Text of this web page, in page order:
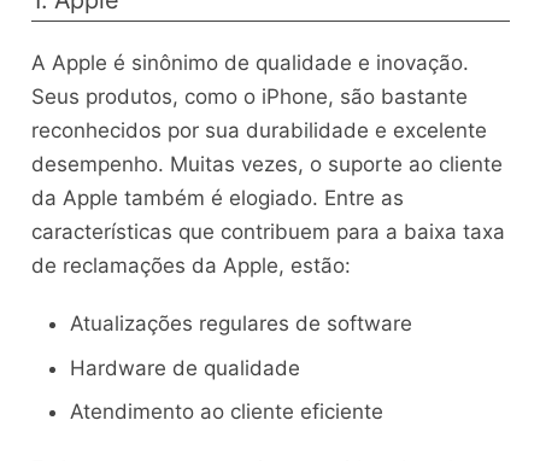
A Apple é sinônimo de qualidade e inovação.
Seus produtos, como o iPhone, são bastante
reconhecidos por sua durabilidade e excelente
desempenho. Muitas vezes, o suporte ao cliente
da Apple também é elogiado. Entre as
características que contribuem para a baixa taxa
de reclamações da Apple, estão:
Atualizações regulares de software
Hardware de qualidade
Atendimento ao cliente eficiente